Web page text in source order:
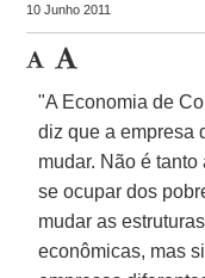
10 Junho 2011
"A Economia de
diz que a empresa
mudar. Não é tanto
se ocupar dos
mudar as estruturas
econômicas, mas